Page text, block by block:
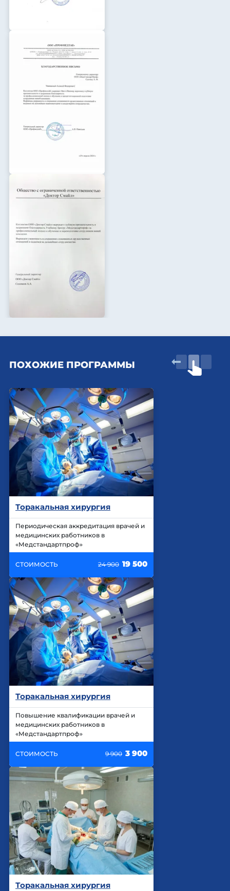
ПОХОЖИЕ ПРОГРАММЫ
Торакальная хирургия
Периодическая аккредитация врачей и
медицинских работников в
«Медстандартпроф»
СТОИМОСТЬ 24 900 19 500
Торакальная хирургия
Повышение квалификации врачей и
медицинских работников в
«Медстандартпроф»
СТОИМОСТЬ 9 900 3 900
Торакальная хирургия